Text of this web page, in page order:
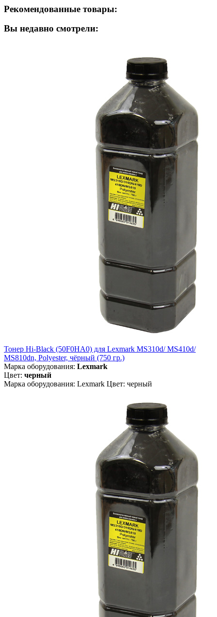
Рекомендованные товары:
Вы недавно смотрели:
Тонер Hi-Black (50F0HA0) для Lexmark MS310d/ MS410d/
MS810dn, Polyester, чёрный (750 гр.)
Марка оборудования: Lexmark
Цвет: черный
Марка оборудования: Lexmark Цвет: черный